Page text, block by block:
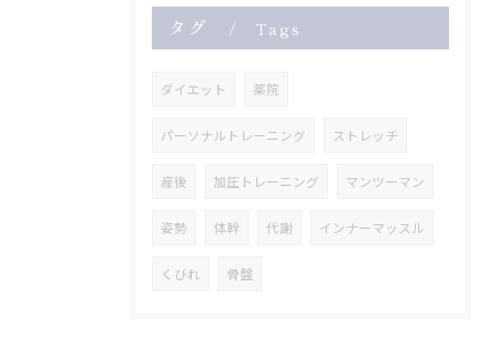
タグ Tags
ダイエット 薬院
パーソナルトレーニング ストレッチ
産後 加圧トレーニング マンツーマン
姿勢 体幹 代謝 インナーマッスル
くびれ 骨盤